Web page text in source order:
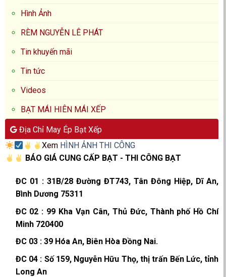
Hình Ảnh
RÈM NGUYỄN LÊ PHÁT
Tin khuyến mãi
Tin tức
Videos
BẠT MÁI HIÊN MÁI XẾP
Địa Chỉ May Ép Bạt Xếp
Xem HÌNH ẢNH THI CÔNG
BÁO GIÁ CUNG CẤP BẠT - THI CÔNG BẠT
ĐC 01 :31B/28 Đường ĐT743, Tân Đông Hiệp, Dĩ An,
Bình Dương 75311
ĐC 02 : 99 Kha Vạn Cân, Thủ Đức, Thành phố Hồ Chí
Minh 720400
ĐC 03 :39 Hóa An, Biên Hòa Đồng Nai.
ĐC 04 : Số 159, Nguyễn Hữu Thọ, thị trấn Bến Lức, tỉnh
Long An